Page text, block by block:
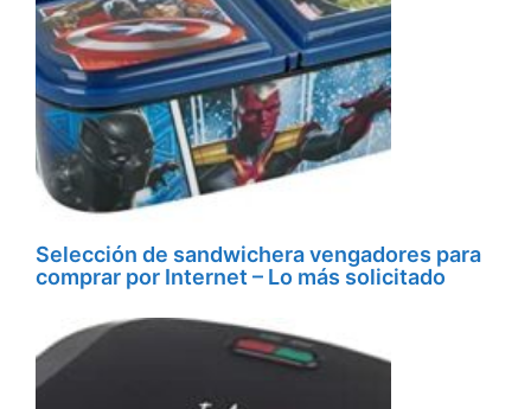
Selección de sandwichera vengadores para
comprar por Internet – Lo más solicitado